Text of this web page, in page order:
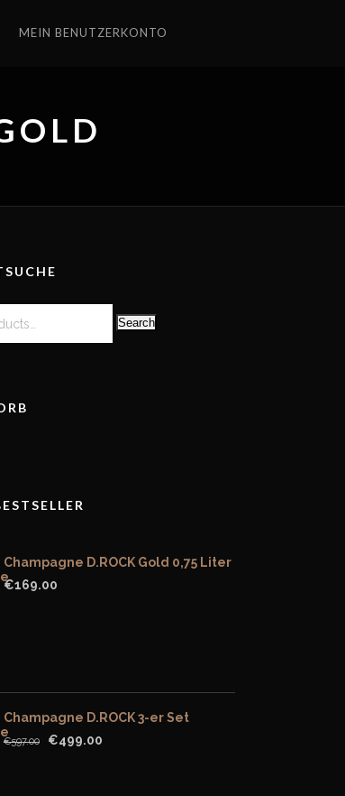
MEIN BENUTZERKONTO
Search
Champagne D.ROCK Gold 0,75 Liter
€169.00
Champagne D.ROCK 3-er Set
€597.00
Original
€499.00